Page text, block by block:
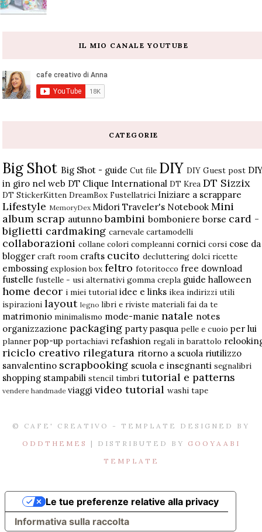
IL MIO CANALE YOUTUBE
CATEGORIE
Big Shot Big Shot - guide Cut file DIY DIY Guest post
in giro nel web DT Clique International DT Krea DT Sizzix
DT StickerKitten DreamBox Fustellatrici Iniziare a scrappare
Lifestyle MemoryDex Midori Traveler's Notebook Mini
album scrap autunno bambini bomboniere borse card -
biglietti cardmaking carnevale cartamodelli
collaborazioni collane colori compleanni cornici corsi cose da
blogger craft room crafts cucito decluttering dolci ricette
embossing explosion box feltro fotoritocco free download
fustelle fustelle - usi alternativi gomma crepla guide halloween
home decor i miei tutorial idee e links ikea indirizzi utili
ispirazioni layout legno libri e riviste materiali fai da te
matrimonio minimalismo mode-manie natale notes
organizzazione packaging party pasqua pelle e cuoio per lui
planner pop-up portachiavi refashion regali in barattolo
riciclo creativo rilegatura ritorno a scuola riutilizzo
sanvalentino scrapbooking scuola e insegnanti segnalibri
shopping stampabili stencil timbri tutorial e patterns
vendere handmade viaggi video tutorial washi tape
© CAFE' CREATIVO - TEMPLATE DESIGNED BY
ODDTHEMES
| DISTRIBUTED BY GOOYAABI
TEMPLATE
Informativa sulla raccolta
Le tue preferenze relative alla privacy